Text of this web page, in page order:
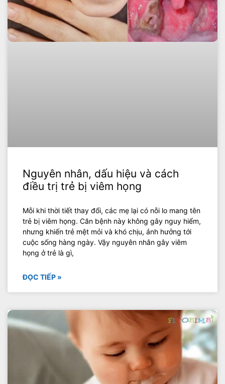
Nguyên nhân, dấu hiệu và cách
điều trị trẻ bị viêm họng
Mỗi khi thời tiết thay đổi, các mẹ lại có nỗi lo mang tên
trẻ bị viêm họng. Căn bệnh này không gây nguy hiểm,
nhưng khiến trẻ mệt mỏi và khó chịu, ảnh hưởng tới
cuộc sống hàng ngày. Vậy nguyên nhân gây viêm
họng ở trẻ là gì,
ĐỌC TIẾP »